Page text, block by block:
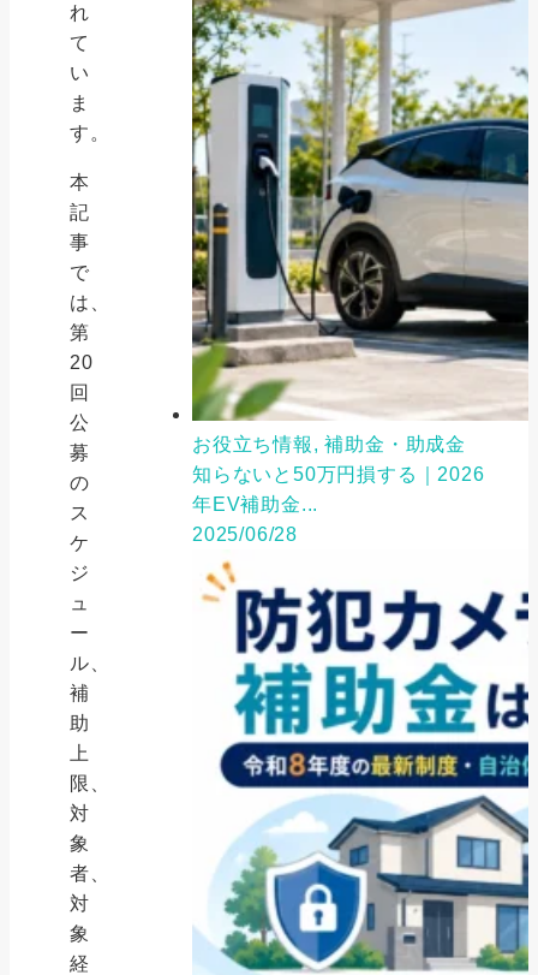
れ
て
い
ま
す。
本
記
事
で
は、
第
20
回
公
募
の
ス
ケ
ジ
ュ
ー
ル、
補
助
上
限、
対
象
者、
対
象
経
お役立ち情報, 補助金・助成金
知らないと50万円損する｜2026
年EV補助金...
2025/06/28